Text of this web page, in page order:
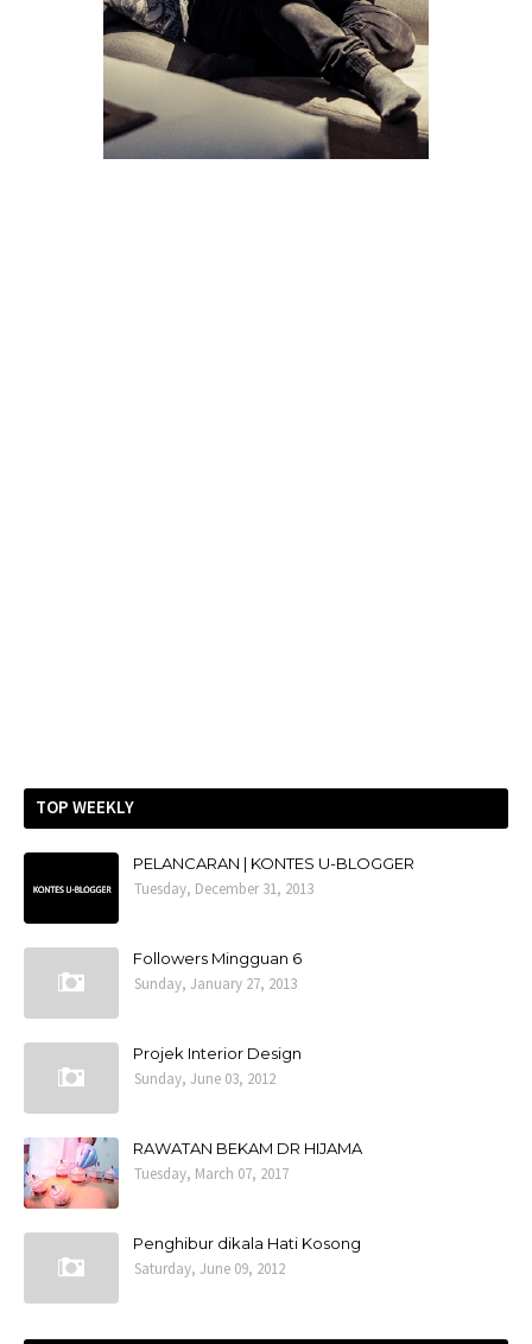
TOP WEEKLY
PELANCARAN | KONTES U-BLOGGER
Tuesday, December 31, 2013
Followers Mingguan 6
Sunday, January 27, 2013
Projek Interior Design
Sunday, June 03, 2012
RAWATAN BEKAM DR HIJAMA
Tuesday, March 07, 2017
Penghibur dikala Hati Kosong
Saturday, June 09, 2012